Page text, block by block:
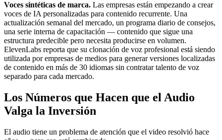
Voces sintéticas de marca. Las empresas están empezando a crear
voces de IA personalizadas para contenido recurrente. Una
actualización semanal del mercado, un programa diario de consejos,
una serie interna de capacitación — contenido que sigue una
estructura predecible pero necesita producirse en volumen.
ElevenLabs reporta que su clonación de voz profesional está siendo
utilizada por empresas de medios para generar versiones localizadas
de contenido en más de 30 idiomas sin contratar talento de voz
separado para cada mercado.
Los Números que Hacen que el Audio
Valga la Inversión
El audio tiene un problema de atención que el video resolvió hace